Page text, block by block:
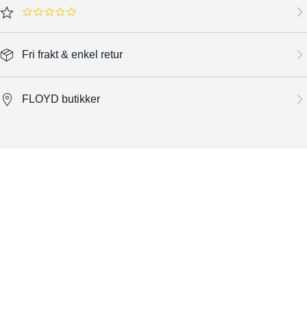
0.0 star rating
Fri frakt & enkel retur
FLOYD butikker